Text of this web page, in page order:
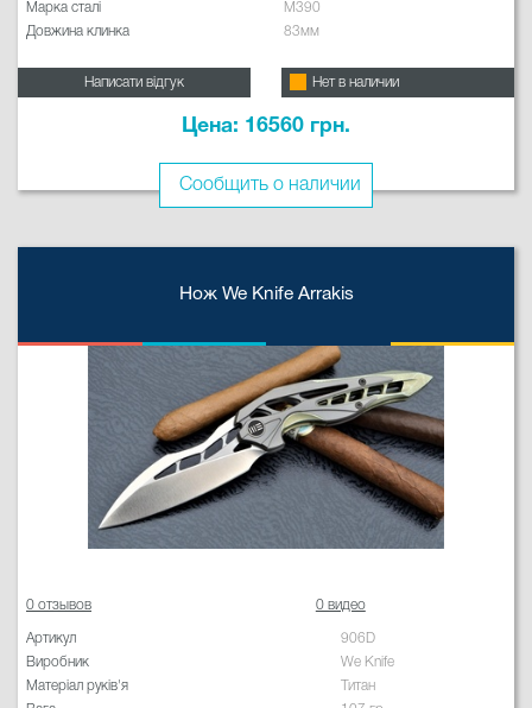
Марка сталі
M390
Довжина клинка
83мм
Написати відгук Нет в наличии
Цена: 16560 грн.
Сообщить о наличии
Нож We Knife Arrakis
0 отзывов 0 видео
Артикул
906D
Виробник
We Knife
Матеріал руків'я
Титан